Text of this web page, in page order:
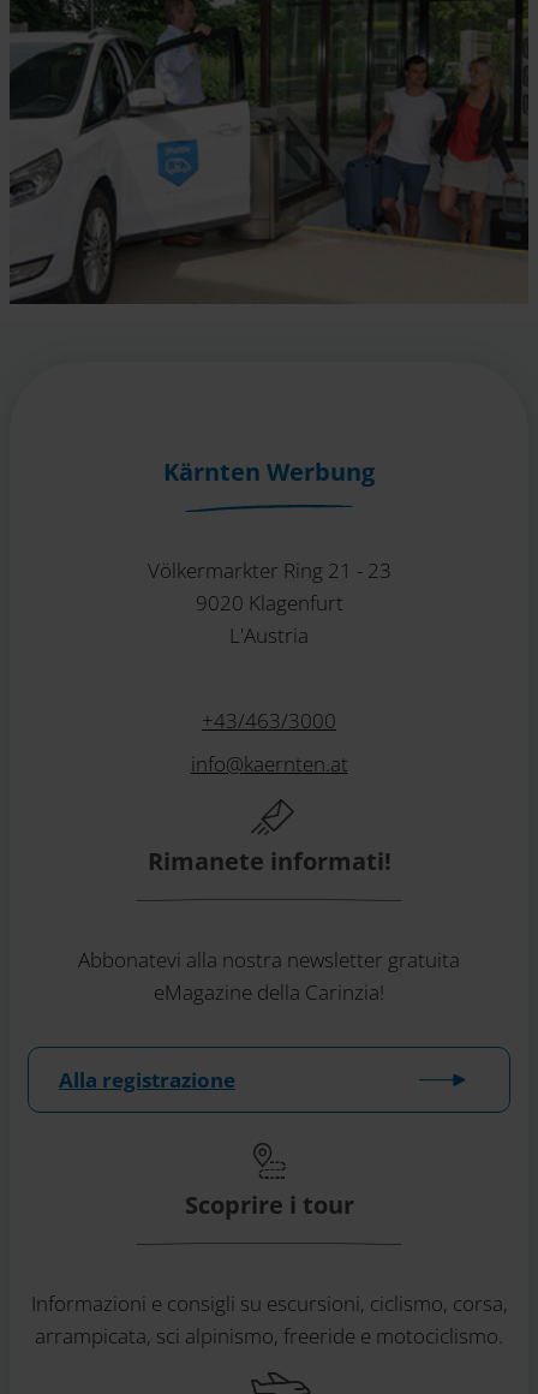
Kärnten Werbung
Völkermarkter Ring 21 - 23
9020 Klagenfurt
L'Austria
+43/463/3000
info@kaernten.at
Rimanete informati!
Abbonatevi alla nostra newsletter gratuita
eMagazine della Carinzia!
Alla registrazione
Scoprire i tour
Informazioni e consigli su escursioni, ciclismo, corsa,
arrampicata, sci alpinismo, freeride e motociclismo.